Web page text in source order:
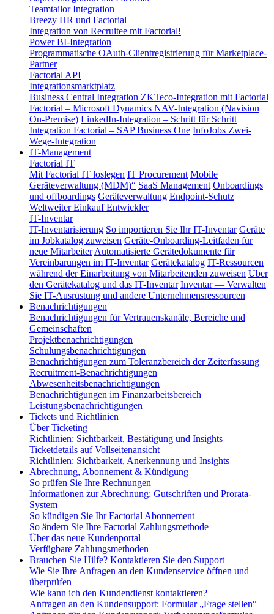
Teamtailor Integration
Breezy HR und Factorial
Integration von Recruitee mit Factorial!
Power BI-Integration
Programmatische OAuth-Clientregistrierung für Marketplace-
Partner
Factorial API
Integrationsmarktplatz
Business Central Integration ZKTeco-Integration mit Factorial
Factorial – Microsoft Dynamics NAV-Integration (Navision
On-Premise) LinkedIn-Integration – Schritt für Schritt
Integration Factorial – SAP Business One InfoJobs Zwei-
Wege-Integration
IT-Management
Factorial IT
Mit Factorial IT loslegen IT Procurement Mobile
Geräteverwaltung (MDM)“ SaaS Management Onboardings
und offboardings Geräteverwaltung Endpoint-Schutz
Weltweiter EinkaufEntwickler
IT-Inventar
IT-Inventarisierung So importieren Sie Ihr IT-Inventar Geräte
im Jobkatalog zuweisen Geräte-Onboarding-Leitfaden für
neue Mitarbeiter Automatisierte Gerätedokumente für
Vereinbarungen im IT-Inventar Gerätekatalog IT-Ressourcen
während der Einarbeitung von Mitarbeitenden zuweisen Über
den Gerätekatalog und das IT-Inventar Inventar — Verwalten
Sie IT-Ausrüstung und andere Unternehmensressourcen
Benachrichtigungen
Benachrichtigungen für Vertrauenskanäle, Bereiche und
Gemeinschaften
Projektbenachrichtigungen
Schulungsbenachrichtigungen
Benachrichtigungen zum Toleranzbereich der Zeiterfassung
Recruitment-Benachrichtigungen
Abwesenheitsbenachrichtigungen
Benachrichtigungen im Finanzarbeitsbereich
Leistungsbenachrichtigungen
Tickets und Richtlinien
Über Ticketing
Richtlinien: Sichtbarkeit, Bestätigung und Insights
Ticketdetails auf Vollseitenansicht
Richtlinien: Sichtbarkeit, Anerkennung und Insights
Abrechnung, Abonnement & Kündigung
So prüfen Sie Ihre Rechnungen
Informationen zur Abrechnung: Gutschriften und Prorata-
System
So kündigen Sie Ihr Factorial Abonnement
So ändern Sie Ihre Factorial Zahlungsmethode
Über das neue Kundenportal
Verfügbare Zahlungsmethoden
Brauchen Sie Hilfe? Kontaktieren Sie den Support
Wie Sie Ihre Anfragen an den Kundenservice öffnen und
überprüfen
Wie kann ich den Kundendienst kontaktieren?
Anfragen an den Kundensupport: Formular „Frage stellen“